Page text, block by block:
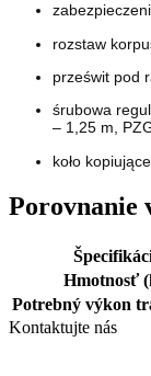
rozstaw
prześwit pod
śrubowa
– 1,25 m,
koło kopiujące
Porovnanie
Hmotnosť
Potrebný výkon
Kontaktujte nás